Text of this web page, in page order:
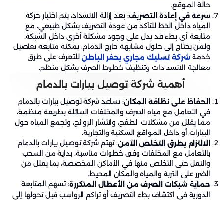
حالة الموقع.
سرعة في إعادة التصريف: بعد إزالة الانسداد، يتم اختبار حركة
المياه داخل الخط للتأكد من عودة التصريف بشكل طبيعي، مع
متابعة أي بطء قد يدل على وجود مشكلة أخرى داخل الشبكة.
ولمن يحتاج إلى حلول مشابهة خارج الدمام، يمكنه متابعة تفاصيل
خدمة شركة تسليك مجاري بحفر الباطن للتعرف على طرق
معالجة الانسدادات وتنظيف خطوط الصرف بشكل منظم.
أهمية شركة توصيل بيارات بالدمام
الحفاظ على نظافة المكان: تساعد شركة توصيل بيارات بالدمام
في التعامل مع مياه الصرف والمخلفات السائلة بطريقة منظمة،
مما يقلل من مشكلات الطفح، وانتشار الروائح، وتجمع المياه حول
البيارات أو داخل المواقع السكنية والتجارية.
الالتزام بطرق التخلص الآمن: تهتم شركة توصيل بيارات بالدمام
بالتعامل مع المخلفات وفق خطوات مناسبة، بداية من السحب
والنقل حتى التخلص منها في الأماكن المخصصة، بما يقلل من
الضرر على التربة والمياه والمكان المحيط.
حماية شبكات الصرف من الأعطال المتكررة: تسهم المتابعة
الدورية في اكتشاف بطء التصريف أو تراكم الرواسب قبل تحولها إلى